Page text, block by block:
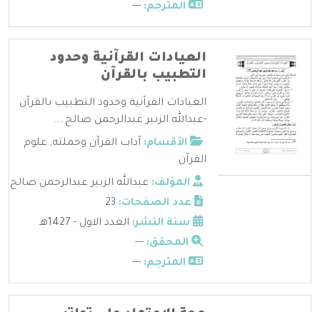
المترجم: ---
العيادات القرآنية وحدود
التطبيب بالقرآن
العيادات القرآنية وحدود التطبيب بالقرآن
-عبدالله الزبير عبدالرحمن صالح ...
الأقسام: آداب القرآن وحملته, علوم
القرآن
المؤلف: عبدالله الزبير عبدالرحمن صالح
عدد الصفحات:
سنة النشر: العدد الاول - 1427هـ
المحقق: ---
المترجم: ---